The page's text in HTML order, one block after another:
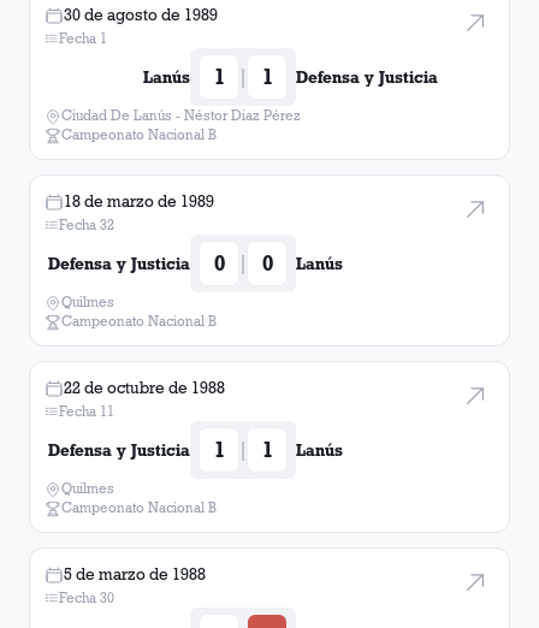
30 de agosto de 1989
Fecha 1
Lanús 1 | 1 Defensa y Justicia
Ciudad De Lanús - Néstor Diaz Pérez
Campeonato Nacional B
18 de marzo de 1989
Fecha 32
Defensa y Justicia 0 | 0 Lanús
Quilmes
Campeonato Nacional B
22 de octubre de 1988
Fecha 11
Defensa y Justicia 1 | 1 Lanús
Quilmes
Campeonato Nacional B
5 de marzo de 1988
Fecha 30